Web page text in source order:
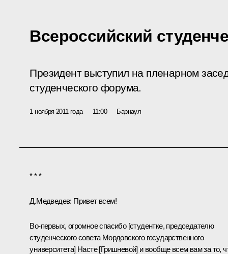
Всероссийский
Президент выступил на пленарном
студенческого форума.
1 ноября 2011 года 11:00 Барнаул
* * *
Д.Медведев: Привет всем!
Во‑первых, огромное спасибо [студентке, председателю
студенческого совета Мордовского государственного
университета] Насте [Гришневой] и вообще всем вам за то,